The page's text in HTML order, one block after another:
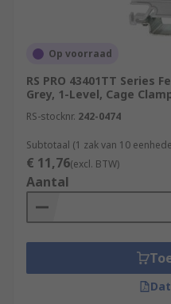
Op voorraad
RS PRO 43401TT Series
Grey, 1-Level, Cage
RS-stocknr. 242-0474
Subtotaal (1 zak van 10
€ 11,76(excl. BTW)
Aantal